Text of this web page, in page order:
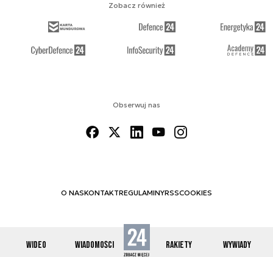
WIDEO WIADOMOŚCI RAKIETY WYWIADY
Obserwuj nas
O NASKONTAKTREGULAMINYRSSCOOKIES
Zobacz również
© 2012-2026 SPACE24